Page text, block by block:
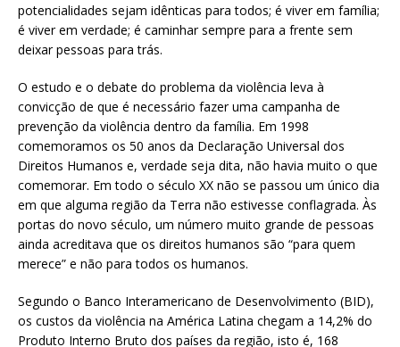
potencialidades sejam idênticas para todos; é viver em família;
é viver em verdade; é caminhar sempre para a frente sem
deixar pessoas para trás.
O estudo e o debate do problema da violência leva à
convicção de que é necessário fazer uma campanha de
prevenção da violência dentro da família. Em 1998
comemoramos os 50 anos da Declaração Universal dos
Direitos Humanos e, verdade seja dita, não havia muito o que
comemorar. Em todo o século XX não se passou um único dia
em que alguma região da Terra não estivesse conflagrada. Às
portas do novo século, um número muito grande de pessoas
ainda acreditava que os direitos humanos são “para quem
merece” e não para todos os humanos.
Segundo o Banco Interamericano de Desenvolvimento (BID),
os custos da violência na América Latina chegam a 14,2% do
Produto Interno Bruto dos países da região, isto é, 168